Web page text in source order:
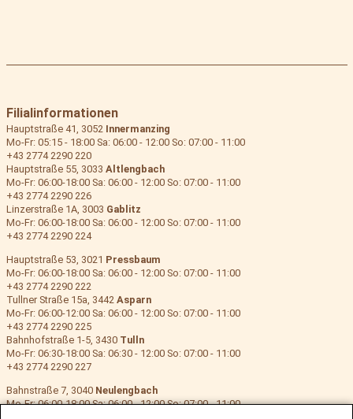
Filialinformationen
Hauptstraße 41, 3052 Innermanzing
Mo-Fr: 05:15 - 18:00 Sa: 06:00 - 12:00 So: 07:00 - 11:00
+43 2774 2290 220
Hauptstraße 55, 3033 Altlengbach
Mo-Fr: 06:00-18:00 Sa: 06:00 - 12:00 So: 07:00 - 11:00
+43 2774 2290 226
Linzerstraße 1A, 3003 Gablitz
Mo-Fr: 06:00-18:00 Sa: 06:00 - 12:00 So: 07:00 - 11:00
+43 2774 2290 224
Hauptstraße 53, 3021 Pressbaum
Mo-Fr: 06:00-18:00 Sa: 06:00 - 12:00 So: 07:00 - 11:00
+43 2774 2290 222
Tullner Straße 15a, 3442 Asparn
Mo-Fr: 06:00-12:00 Sa: 06:00 - 12:00 So: 07:00 - 11:00
+43 2774 2290 225
Bahnhofstraße 1-5, 3430 Tulln
Mo-Fr: 06:30-18:00 Sa: 06:30 - 12:00 So: 07:00 - 11:00
+43 2774 2290 227
Bahnstraße 7, 3040 Neulengbach
Mo-Fr: 06:00-18:00 Sa: 06:00 - 12:00 So: 07:00 - 11:00